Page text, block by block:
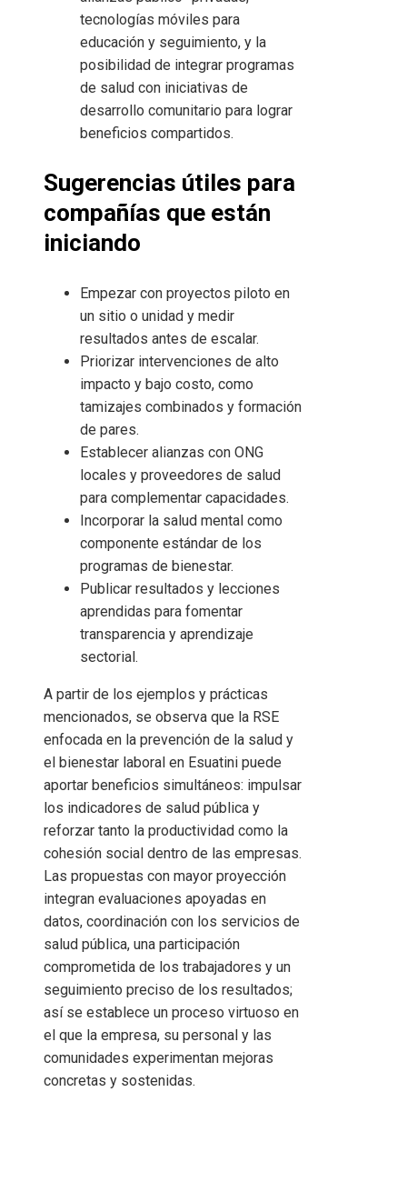
tecnologías móviles para
educación y seguimiento, y la
posibilidad de integrar programas
de salud con iniciativas de
desarrollo comunitario para lograr
beneficios compartidos.
Sugerencias útiles para
compañías que están
iniciando
Empezar con proyectos piloto en
un sitio o unidad y medir
resultados antes de escalar.
Priorizar intervenciones de alto
impacto y bajo costo, como
tamizajes combinados y formación
de pares.
Establecer alianzas con ONG
locales y proveedores de salud
para complementar capacidades.
Incorporar la salud mental como
componente estándar de los
programas de bienestar.
Publicar resultados y lecciones
aprendidas para fomentar
transparencia y aprendizaje
sectorial.
A partir de los ejemplos y prácticas
mencionados, se observa que la RSE
enfocada en la prevención de la salud y
el bienestar laboral en Esuatini puede
aportar beneficios simultáneos: impulsar
los indicadores de salud pública y
reforzar tanto la productividad como la
cohesión social dentro de las empresas.
Las propuestas con mayor proyección
integran evaluaciones apoyadas en
datos, coordinación con los servicios de
salud pública, una participación
comprometida de los trabajadores y un
seguimiento preciso de los resultados;
así se establece un proceso virtuoso en
el que la empresa, su personal y las
comunidades experimentan mejoras
concretas y sostenidas.